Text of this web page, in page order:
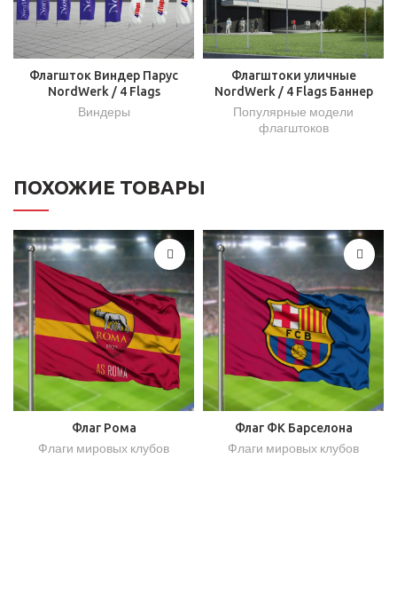
Флагшток Виндер Парус
NordWerk / 4 Flags
Виндеры
Флагштоки уличные
NordWerk / 4 Flags Баннер
Популярные модели
флагштоков
ПОХОЖИЕ ТОВАРЫ
Флаг Рома
Флаги мировых клубов
Флаг ФК Барселона
Флаги мировых клубов